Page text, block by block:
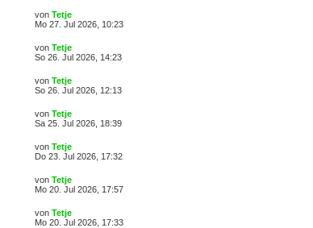
von Tetje
Mo 27. Jul 2026, 10:23
von Tetje
So 26. Jul 2026, 14:23
von Tetje
So 26. Jul 2026, 12:13
von Tetje
Sa 25. Jul 2026, 18:39
von Tetje
Do 23. Jul 2026, 17:32
von Tetje
Mo 20. Jul 2026, 17:57
von Tetje
Mo 20. Jul 2026, 17:33